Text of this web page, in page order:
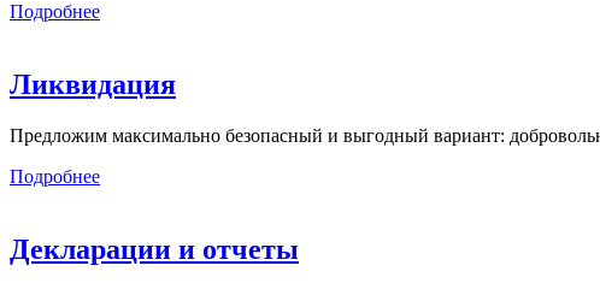
Подробнее
Ликвидация
Предложим максимально безопасный и выгодный вариант:
Подробнее
Декларации и отчеты